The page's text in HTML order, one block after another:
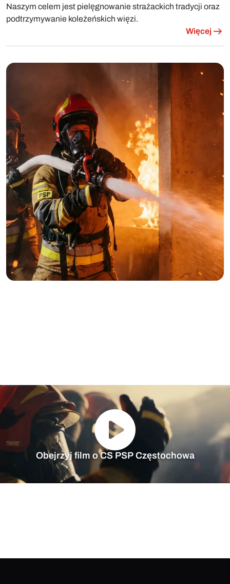
Naszym celem jest pielęgnowanie strażackich tradycji oraz
podtrzymywanie koleżeńskich więzi.
Więcej
Obejrzyj film o CS PSP Częstochowa